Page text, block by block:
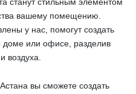
вашему помещению.
у нас, помогут создать
или офисе, разделив
воздуха.
вы сможете создать